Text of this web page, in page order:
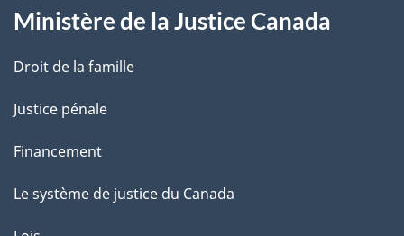
e
Ministère de la Justice Canada
Droit de la famille
Justice pénale
Financement
Le système de justice du Canada